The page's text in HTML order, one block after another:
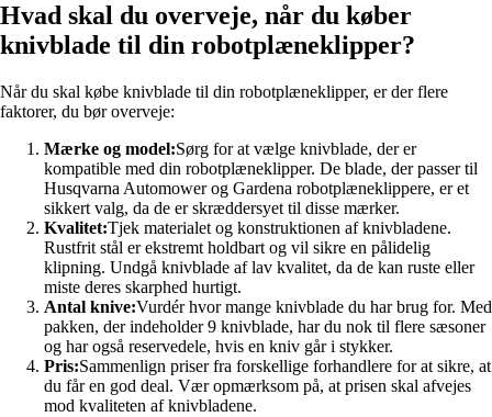
Hvad skal du overveje, når du køber
knivblade til din robotplæneklipper?
Når du skal købe knivblade til din robotplæneklipper, er der flere
faktorer, du bør overveje:
Mærke og model:Sørg for at vælge knivblade, der er
kompatible med din robotplæneklipper. De blade, der passer til
Husqvarna Automower og Gardena robotplæneklippere, er et
sikkert valg, da de er skræddersyet til disse mærker.
Kvalitet:Tjek materialet og konstruktionen af ​​knivbladene.
Rustfrit stål er ekstremt holdbart og vil sikre en pålidelig
klipning. Undgå knivblade af lav kvalitet, da de kan ruste eller
miste deres skarphed hurtigt.
Antal knive:Vurdér hvor mange knivblade du har brug for. Med
pakken, der indeholder 9 knivblade, har du nok til flere sæsoner
og har også reservedele, hvis en kniv går i stykker.
Pris:Sammenlign priser fra forskellige forhandlere for at sikre, at
du får en god deal. Vær opmærksom på, at prisen skal afvejes
mod kvaliteten af ​​knivbladene.